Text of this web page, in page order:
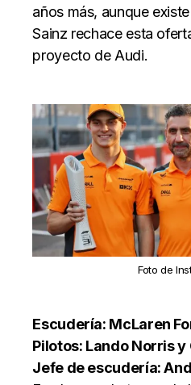
años más, aunque
Sainz rechace esta
proyecto de Audi.
Foto de
Escudería: McLaren
Pilotos: Lando Norris y
Jefe de escudería: